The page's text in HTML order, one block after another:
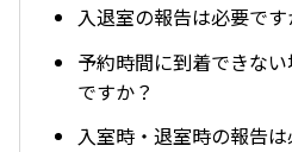
入退室の報告は必要です
予約時間に到着できな
ですか？
入室時・退室時の報告は